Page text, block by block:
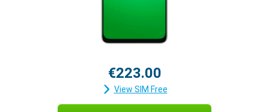
€223.00
View SIM Free